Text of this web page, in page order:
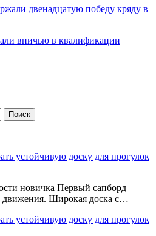
двенадцатую победу кряду в
вничью в квалификации
устойчивую доску для прогулок
новичка Первый сапборд
движения. Широкая доска с…
устойчивую доску для прогулок